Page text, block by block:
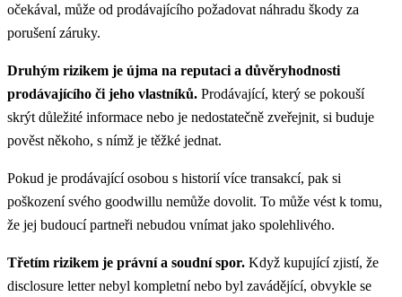
očekával, může od prodávajícího požadovat náhradu škody za
porušení záruky.
Druhým rizikem je újma na reputaci a důvěryhodnosti
prodávajícího či jeho vlastníků. Prodávající, který se pokouší
skrýt důležité informace nebo je nedostatečně zveřejnit, si buduje
pověst někoho, s nímž je těžké jednat.
Pokud je prodávající osobou s historií více transakcí, pak si
poškození svého goodwillu nemůže dovolit. To může vést k tomu,
že jej budoucí partneři nebudou vnímat jako spolehlivého.
Třetím rizikem je právní a soudní spor. Když kupující zjistí, že
disclosure letter nebyl kompletní nebo byl zavádějící, obvykle se